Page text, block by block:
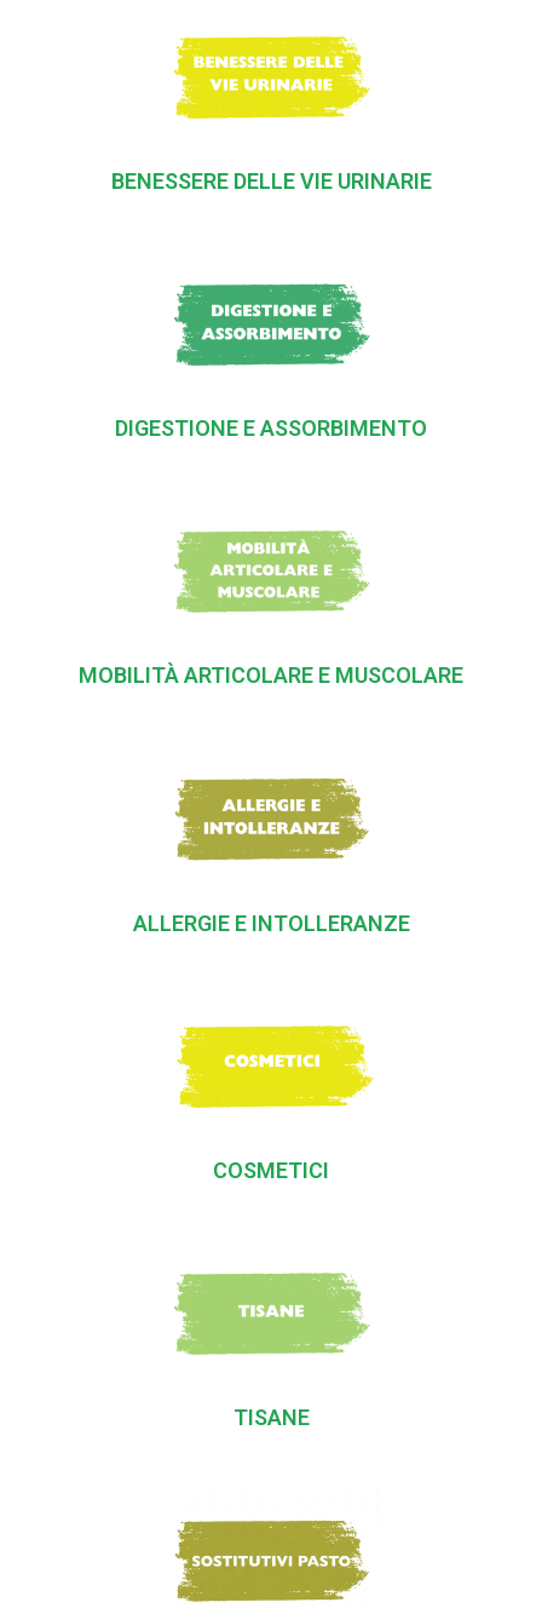
BENESSERE DELLE VIE URINARIE
DIGESTIONE E ASSORBIMENTO
MOBILITÀ ARTICOLARE E MUSCOLARE
ALLERGIE E INTOLLERANZE
COSMETICI
TISANE